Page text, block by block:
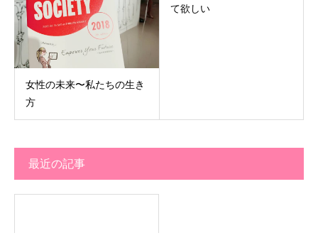
女性の未来〜私たちの生き
方
て欲しい
最近の記事